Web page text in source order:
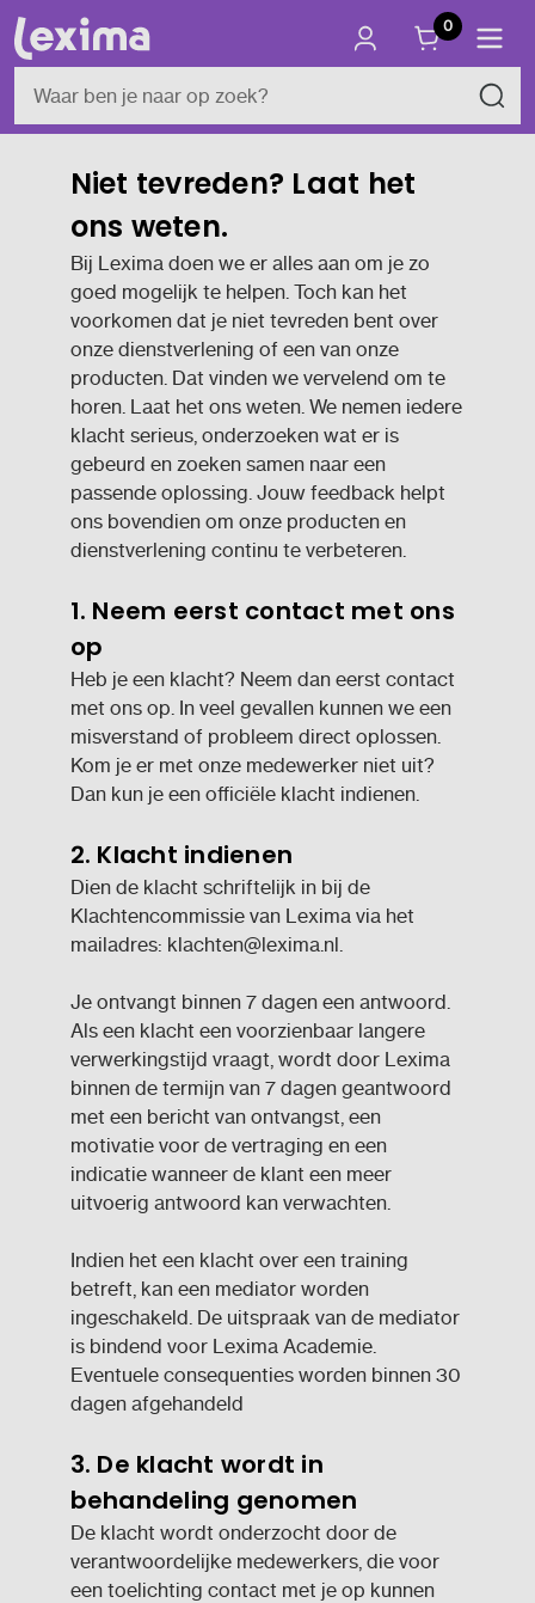
0
Niet tevreden? Laat het
ons weten.
Bij Lexima doen we er alles aan om je zo
goed mogelijk te helpen. Toch kan het
voorkomen dat je niet tevreden bent over
onze dienstverlening of een van onze
producten. Dat vinden we vervelend om te
horen. Laat het ons weten. We nemen iedere
klacht serieus, onderzoeken wat er is
gebeurd en zoeken samen naar een
passende oplossing. Jouw feedback helpt
ons bovendien om onze producten en
dienstverlening continu te verbeteren.
1. Neem eerst contact met ons
op
Heb je een klacht? Neem dan eerst contact
met ons op. In veel gevallen kunnen we een
misverstand of probleem direct oplossen.
Kom je er met onze medewerker niet uit?
Dan kun je een officiële klacht indienen.
2. Klacht indienen
Dien de klacht schriftelijk in bij de
Klachtencommissie van Lexima via het
mailadres: klachten@lexima.nl.
Je ontvangt binnen 7 dagen een antwoord.
Als een klacht een voorzienbaar langere
verwerkingstijd vraagt, wordt door Lexima
binnen de termijn van 7 dagen geantwoord
met een bericht van ontvangst, een
motivatie voor de vertraging en een
indicatie wanneer de klant een meer
uitvoerig antwoord kan verwachten.
Indien het een klacht over een training
betreft, kan een mediator worden
ingeschakeld. De uitspraak van de mediator
is bindend voor Lexima Academie.
Eventuele consequenties worden binnen 30
dagen afgehandeld
3. De klacht wordt in
behandeling genomen
De klacht wordt onderzocht door de
verantwoordelijke medewerkers, die voor
een toelichting contact met je op kunnen